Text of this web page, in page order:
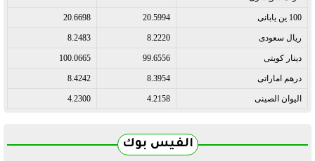
100 ين يابانى 20.5994
20.6698
ريال سعودى 8.2220
8.2483
دينار كويتى 99.6556
100.0665
درهم اماراتى 8.3954
8.4242
اليوان الصينى 4.2158
4.2300
الفيس بوك